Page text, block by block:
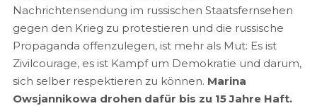
Nachrichtensendung im russischen Staatsfernsehen
gegen den Krieg zu protestieren und die russische
Propaganda offenzulegen, ist mehr als Mut: Es ist
Zivilcourage, es ist Kampf um Demokratie und darum,
sich selber respektieren zu können. Marina
Owsjannikowa drohen dafür bis zu 15 Jahre Haft.